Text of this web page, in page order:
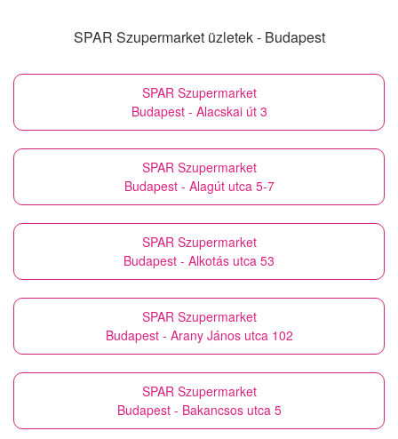
SPAR Szupermarket üzletek - Budapest
SPAR Szupermarket
Budapest - Alacskai út 3
SPAR Szupermarket
Budapest - Alagút utca 5-7
SPAR Szupermarket
Budapest - Alkotás utca 53
SPAR Szupermarket
Budapest - Arany János utca 102
SPAR Szupermarket
Budapest - Bakancsos utca 5